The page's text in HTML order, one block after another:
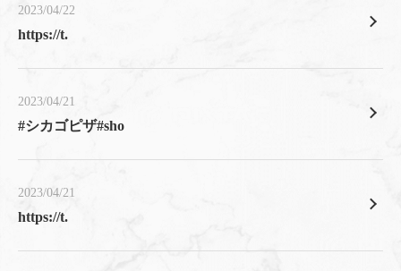
2023/04/22
https://t.
2023/04/21
#シカゴピザ#sho
2023/04/21
https://t.
お知らせ | シカゴピザ＆スフレオムレツ Meat&Cheese
東京都新宿区歌舞伎町１-６-６ 橋本ビル ２F